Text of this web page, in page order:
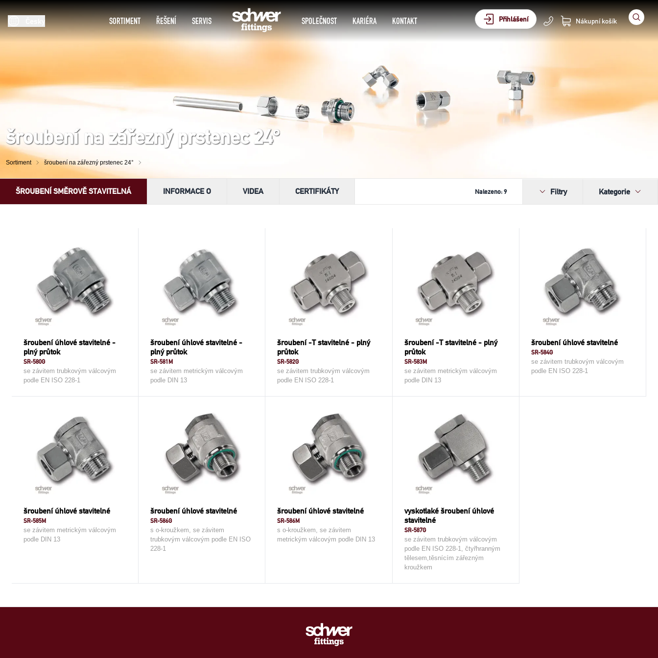
SORTIMENT ŘEŠENÍ SERVIS SPOLEČNOST KARIÉRA KONTAKT Přihlášení Nákupní košík
šroubení na zářezný prstenec 24°
Sortiment šroubení na zářezný prstenec 24°
ŠROUBENÍ SMĚROVĚ STAVITELNÁ INFORMACE O VIDEA CERTIFIKÁTY Nalezeno:9 Filtry Kategorie
šroubení úhlové stavitelné -
plný průtok
SR-580G
se závitem trubkovým válcovým
podle EN ISO 228-1
šroubení úhlové stavitelné -
plný průtok
SR-581M
se závitem metrickým válcovým
podle DIN 13
šroubení -T stavitelné - plný
průtok
SR-582G
se závitem trubkovým válcovým
podle EN ISO 228-1
šroubení -T stavitelné - plný
průtok
SR-583M
se závitem metrickým válcovým
podle DIN 13
šroubení úhlové stavitelné
SR-584G
se závitem trubkovým válcovým
podle EN ISO 228-1
šroubení úhlové stavitelné
SR-585M
se závitem metrickým válcovým
podle DIN 13
šroubení úhlové stavitelné
SR-586G
s o-kroužkem, se závitem
trubkovým válcovým podle EN ISO
228-1
šroubení úhlové stavitelné
SR-586M
s o-kroužkem, se závitem
metrickým válcovým podle DIN 13
vyskotlaké šroubení úhlové
stavitelné
SR-587G
se závitem trubkovým válcovým
podle EN ISO 228-1, čtyřhranným
tělesem,těsnícím zářezným
kroužkem